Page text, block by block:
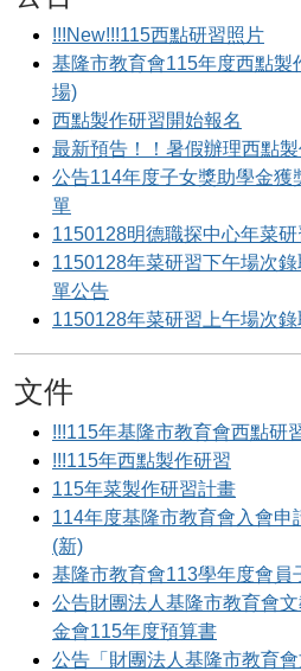
!!!New!!!115西點研習照片
基隆市教育會115年度西點製
場)
西點製作研習開始報名
最新預告！！暑假辦理西點
公告114年度子女獎助學金獲
單
1150128明德職探中心年菜
1150128年菜研習下午場次錄
單公告
1150128年菜研習上午場次
文件
!!!115年基隆市教育會西點研
!!!115年西點製作研習
115年菜製作研習計畫
114年度基隆市教育會入會申
(新)
基隆市教育會113學年度會員
公告財團法人基隆市教育會
金會115年度預算書
公告「財團法人基隆市教育